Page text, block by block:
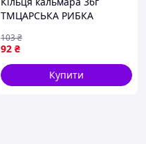
ТМЦАРСЬКА РИБКА
92 ₴
103₴
Купити